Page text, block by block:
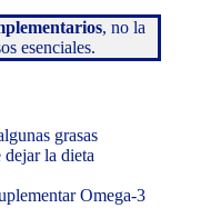
, no la
esenciales.
grasas
la dieta
Omega-3